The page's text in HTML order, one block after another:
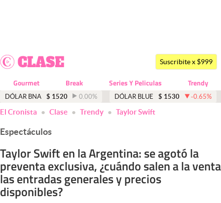
Dólar
Economía y Política
Finanzas y Mercados
Mercados Online
Negocios
Columnistas
Otras secciones
Suscribite x $999
Gourmet Break Series Y Peliculas Trendy
DÓLAR BNA $ 1520 0.00% DÓLAR BLUE $ 1530 -0.65%
El Cronista Clase Trendy Taylor Swift
Espectáculos
Taylor Swift en la Argentina: se agotó la
preventa exclusiva, ¿cuándo salen a la venta
las entradas generales y precios
disponibles?